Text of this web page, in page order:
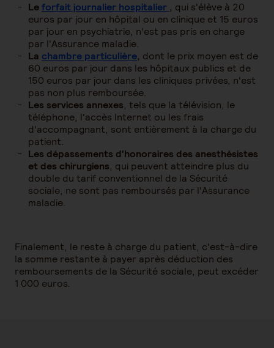
Leforfait journalier hospitalier , qui s'élève à 20
euros par jour en hôpital ou en clinique et 15 euros
par jour en psychiatrie, n'est pas pris en charge
par l'Assurance maladie.
La chambre particulière, dont le prix moyen est de
60 euros par jour dans les hôpitaux publics et de
150 euros par jour dans les cliniques privées, n'est
pas non plus remboursée.
Les services annexes, tels que la télévision, le
téléphone, l'accès Internet ou les frais
d'accompagnant, sont entièrement à la charge du
patient.
Les dépassements d'honoraires des anesthésistes
et des chirurgiens, qui peuvent atteindre plus du
double du tarif conventionnel de la Sécurité
sociale, ne sont pas remboursés par l'Assurance
maladie.
Finalement, le reste à charge du patient, c'est-à-dire
la somme restante à payer après déduction des
remboursements de la Sécurité sociale, peut excéder
1 000 euros.